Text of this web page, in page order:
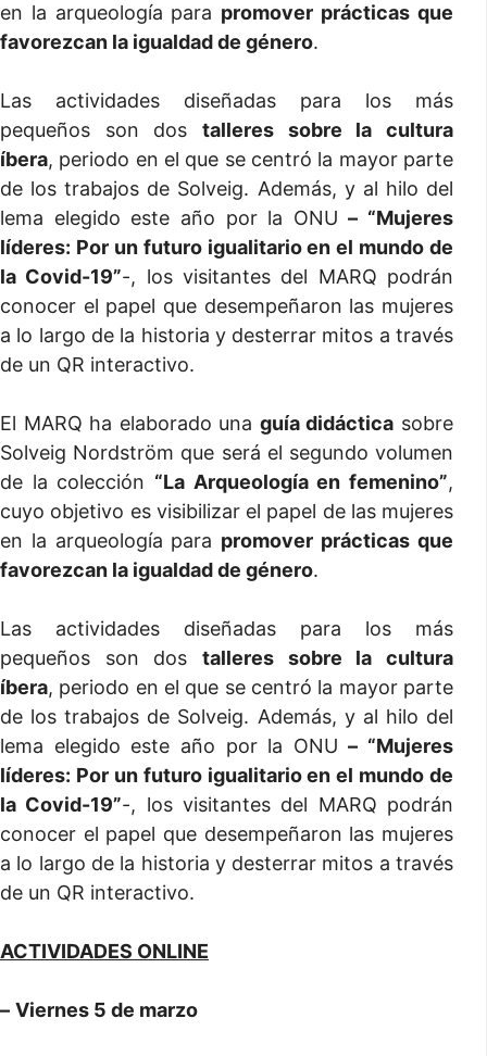
en la arqueología para promover prácticas que
favorezcan la igualdad de género.
Las actividades diseñadas para los más
pequeños son dos talleres sobre la cultura
íbera, periodo en el que se centró la mayor parte
de los trabajos de Solveig. Además, y al hilo del
lema elegido este año por la ONU– “Mujeres
líderes: Por un futuro igualitario en el mundo de
la Covid-19”-, los visitantes del MARQ podrán
conocer el papel que desempeñaron las mujeres
a lo largo de la historia y desterrar mitos a través
de un QR interactivo.
El MARQ ha elaborado una guía didáctica sobre
Solveig Nordström que será el segundo volumen
de la colección “La Arqueología en femenino”,
cuyo objetivo es visibilizar el papel de las mujeres
en la arqueología para promover prácticas que
favorezcan la igualdad de género.
Las actividades diseñadas para los más
pequeños son dos talleres sobre la cultura
íbera, periodo en el que se centró la mayor parte
de los trabajos de Solveig. Además, y al hilo del
lema elegido este año por la ONU– “Mujeres
líderes: Por un futuro igualitario en el mundo de
la Covid-19”-, los visitantes del MARQ podrán
conocer el papel que desempeñaron las mujeres
a lo largo de la historia y desterrar mitos a través
de un QR interactivo.
ACTIVIDADES ONLINE
– Viernes 5 de marzo